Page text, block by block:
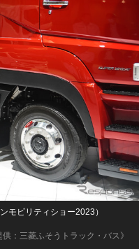
供：三菱ふそうトラック・バス》
モビリティショー2023）